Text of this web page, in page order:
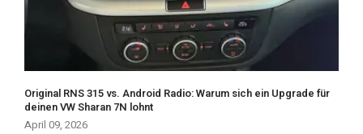
Original RNS 315 vs. Android Radio: Warum sich ein Upgrade für
deinen VW Sharan 7N lohnt
April 09, 2026